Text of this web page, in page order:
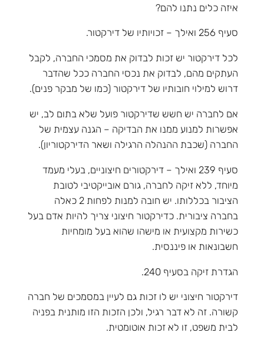
איזה כלים נתנו להם?
סעיף 256 ואילך – זכויותיו של דירקטור.
לכל דירקטור יש זכות לבדוק את מסמכי החברה, לקבל
העתקים מהם, לבדוק את נכסי החברה ככל שהדבר
דרוש למילוי חובותיו של דירקטור (כמו של מבקר פנים).
אם לחברה יש חשש שדירקטור פועל שלא בתום לב, יש
אפשרות למנוע ממנו את הבדיקה – הגנה עצמית של
החברה (שכבת ההנהלה הרגילה ושאר הדירקטוריון).
סעיף 239 ואילך – דירקטורים חיצוניים, בעלי מעמד
מיוחד, ללא זיקה לחברה, גורם אובייקטיבי לטובת
הציבור בכללותו. יש חובה למנות לפחות 2 כאלה
בחברה ציבורית. כדירקטור חיצוני צריך להיות אדם בעל
כשירות מקצועית או מישהו שהוא בעל מומחיות
חשבונאות או פיננסית.
הגדרת זיקה בסעיף 240.
דירקטור חיצוני יש לו זכות גם לעיין במסמכים של חברה
קשורה. זה לא דבר רגיל, ולכן הזכות הזו מותנית בפניה
לבית משפט, זו לא זכות אוטומטית.